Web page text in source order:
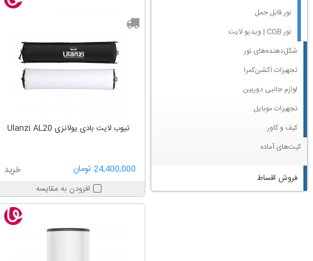
تیوب لایت بادی یولانزی Ulanzi AL20
24,400,000 تومان خرید
افزودن به مقایسه
نور قابل حمل
نور COB | ویدیو لایت
شکل‌دهنده‌های نور
تجهیزات اکشن‌کمرا
لوازم جانبی دوربین
تجهیزات موبایل
کیف و کاور
کیت‌های آماده
فروش اقساط